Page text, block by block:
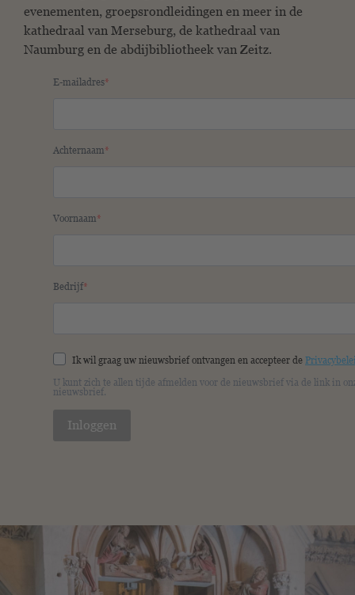
evenementen, groepsrondleidingen en meer in de
kathedraal van Merseburg, de kathedraal van
Naumburg en de abdijbibliotheek van Zeitz.
E-mailadres
Achternaam
Voornaam
Bedrijf
Ik wil graag uw nieuwsbrief ontvangen en accepteer de
U kunt zich te allen tijde afmelden voor de nieuwsbrief via de link in
nieuwsbrief.
Inloggen